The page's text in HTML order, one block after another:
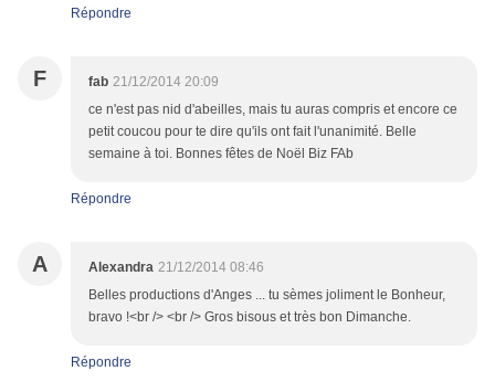
Répondre
F fab 21/12/2014 20:09
ce n'est pas nid d'abeilles, mais tu auras compris et encore ce
petit coucou pour te dire qu'ils ont fait l'unanimité. Belle
semaine à toi. Bonnes fêtes de Noël Biz FAb
Répondre
A Alexandra 21/12/2014 08:46
Belles productions d'Anges ... tu sèmes joliment le Bonheur,
bravo !<br /> <br /> Gros bisous et très bon Dimanche.
Répondre